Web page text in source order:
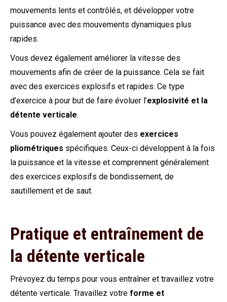
mouvements lents et contrôlés, et développer votre
puissance avec des mouvements dynamiques plus
rapides.
Vous devez également améliorer la vitesse des
mouvements afin de créer de la puissance. Cela se fait
avec des exercices explosifs et rapides. Ce type
d’exercice à pour but de faire évoluer l’explosivité et la
détente verticale.
Vous pouvez également ajouter des exercices
pliométriques spécifiques. Ceux-ci développent à la fois
la puissance et la vitesse et comprennent généralement
des exercices explosifs de bondissement, de
sautillement et de saut.
Pratique et entraînement de
la détente verticale
Prévoyez du temps pour vous entraîner et travaillez votre
détente verticale. Travaillez votre forme et